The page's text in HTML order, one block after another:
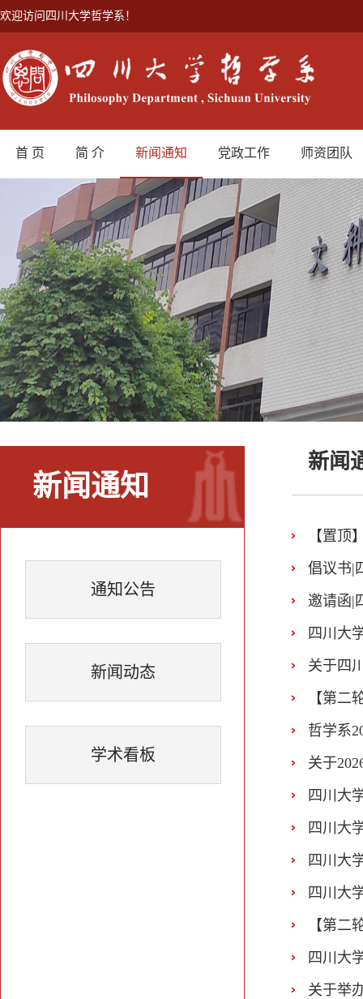
欢迎访问四川大学哲学系！
首 页 简 介 新闻通知 党政工作 师资团队
新闻通知
通知公告
新闻动态
学术看板
新闻
【置顶
倡议书|
邀请函|
四川大
关于四
【第二
哲学系
关于
四川大
四川大
四川大
四川大
【第二
四川大
关于举